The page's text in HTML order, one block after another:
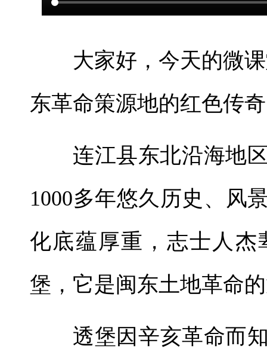
大家好，今天的微
东革命策源地的红色传
连江县东北沿海地
1000多年悠久历史、风
化底蕴厚重，志士人
堡，它是闽东土地革命
透堡因辛亥革命而